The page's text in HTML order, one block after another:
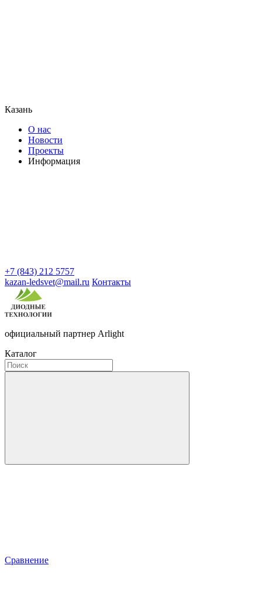
Казань
О нас
Новости
Проекты
Информация
+7 (843) 212 5757
kazan-ledsvet@mail.ru Контакты
официальный партнер Arlight
Каталог
Сравнение